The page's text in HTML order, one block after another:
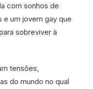
com sonhos de
e um jovem gay que
sobreviver à
tensões,
do mundo no qual